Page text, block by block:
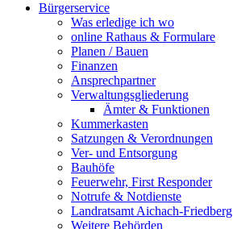
Bürgerservice
Was erledige ich wo
online Rathaus & Formulare
Planen / Bauen
Finanzen
Ansprechpartner
Verwaltungsgliederung
Ämter & Funktionen
Kummerkasten
Satzungen & Verordnungen
Ver- und Entsorgung
Bauhöfe
Feuerwehr, First Responder
Notrufe & Notdienste
Landratsamt Aichach-Friedberg
Weitere Behörden